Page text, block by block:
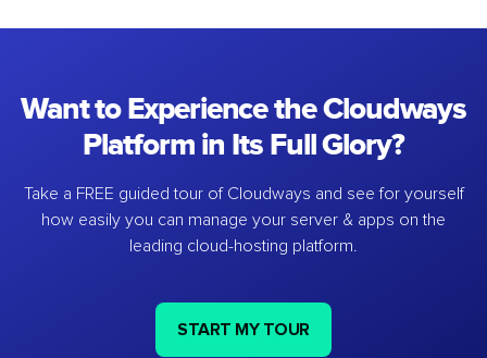
Want to Experience the Cloudways
Platform in Its Full Glory?
Take a FREE guided tour of Cloudways and see for yourself
how easily you can manage your server & apps on the
leading cloud-hosting platform.
START MY TOUR